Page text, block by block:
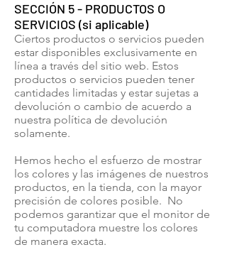
SECCIÓN 5 - PRODUCTOS O
SERVICIOS (si aplicable)
Ciertos productos o servicios pueden
estar disponibles exclusivamente en
línea a través del sitio web. Estos
productos o servicios pueden tener
cantidades limitadas y estar sujetas a
devolución o cambio de acuerdo a
nuestra política de devolución
solamente.
Hemos hecho el esfuerzo de mostrar
los colores y las imágenes de nuestros
productos, en la tienda, con la mayor
precisión de colores posible. No
podemos garantizar que el monitor de
tu computadora muestre los colores
de manera exacta.